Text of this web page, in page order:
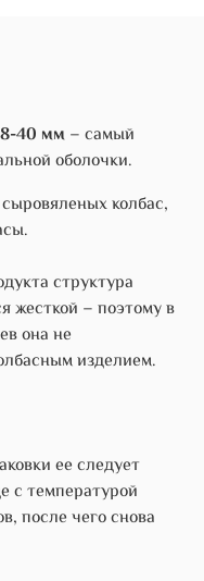
40 мм– самый
оболочки.
колбас,
структура
жесткой – поэтому в
она не
изделием.
ее следует
с температурой
после чего снова